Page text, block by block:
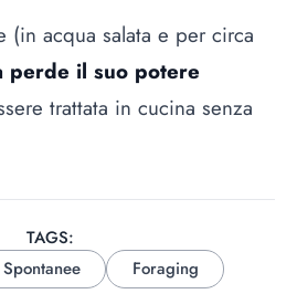
(in acqua salata e per circa
perde il suo potere
trattata in cucina senza
TAGS:
Foraging